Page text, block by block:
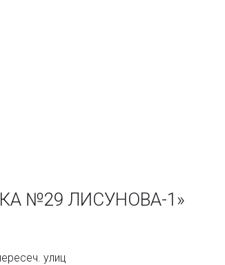
№29 ЛИСУНОВА-1»
улиц